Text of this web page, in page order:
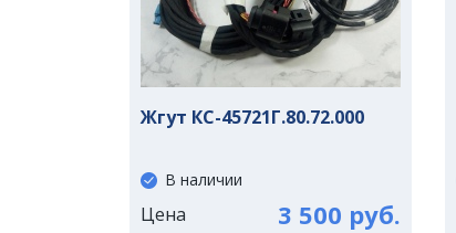
Жгут КС-45721Г.80.72.000
В наличии
Цена 3 500 руб.